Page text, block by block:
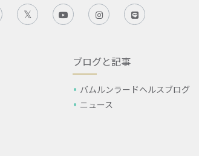
ブログと記事
バムルンラードヘルスブログ
ニュース